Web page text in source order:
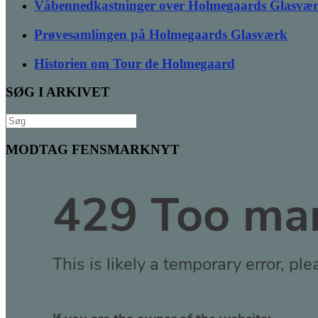
Våbennedkastninger over Holmegaards
Prøvesamlingen på Holmegaards Glasværk
Historien om Tour de Holmegaard
SØG I ARKIVET
Søg
efter:
MODTAG FENSMARKNYT